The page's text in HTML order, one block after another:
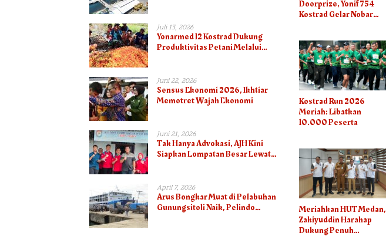
Juli 13, 2026
Yonarmed 12 Kostrad Dukung
Produktivitas Petani Melalui
Juni 22, 2026
Sensus Ekonomi 2026, Ikhtiar
Memotret Wajah Ekonomi
Juni 21, 2026
Tak Hanya Advokasi, AJH Kini
Siapkan Lompatan Besar Lewat
April 7, 2026
Arus Bongkar Muat di Pelabuhan
Gunungsitoli Naik, Pelindo
Doorprize, Yonif 754
Kostrad Gelar Nobar
Kostrad Run 2026
Meriah: Libatkan
10.000 Peserta
Meriahkan HUT Medan,
Zakiyuddin Harahap
Dukung Penuh